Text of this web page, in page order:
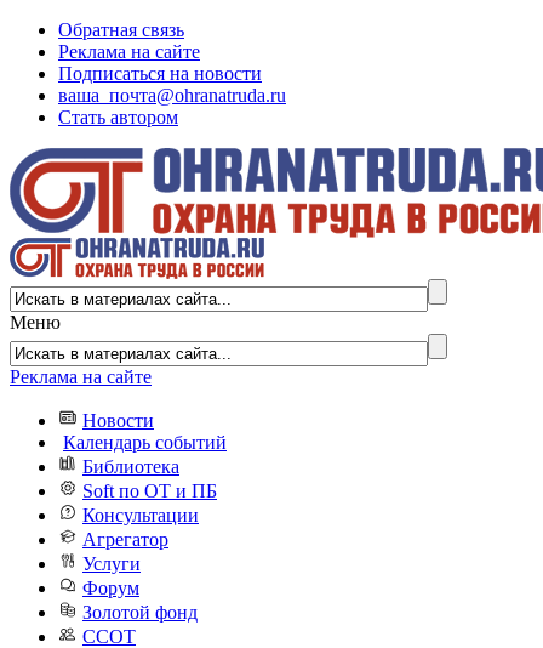
Обратная связь
Реклама на сайте
Подписаться на новости
ваша_почта@ohranatruda.ru
Стать автором
Меню
Реклама на сайте
Новости
Календарь событий
Библиотека
Soft по ОТ и ПБ
Консультации
Агрегатор
Услуги
Форум
Золотой фонд
ССОТ